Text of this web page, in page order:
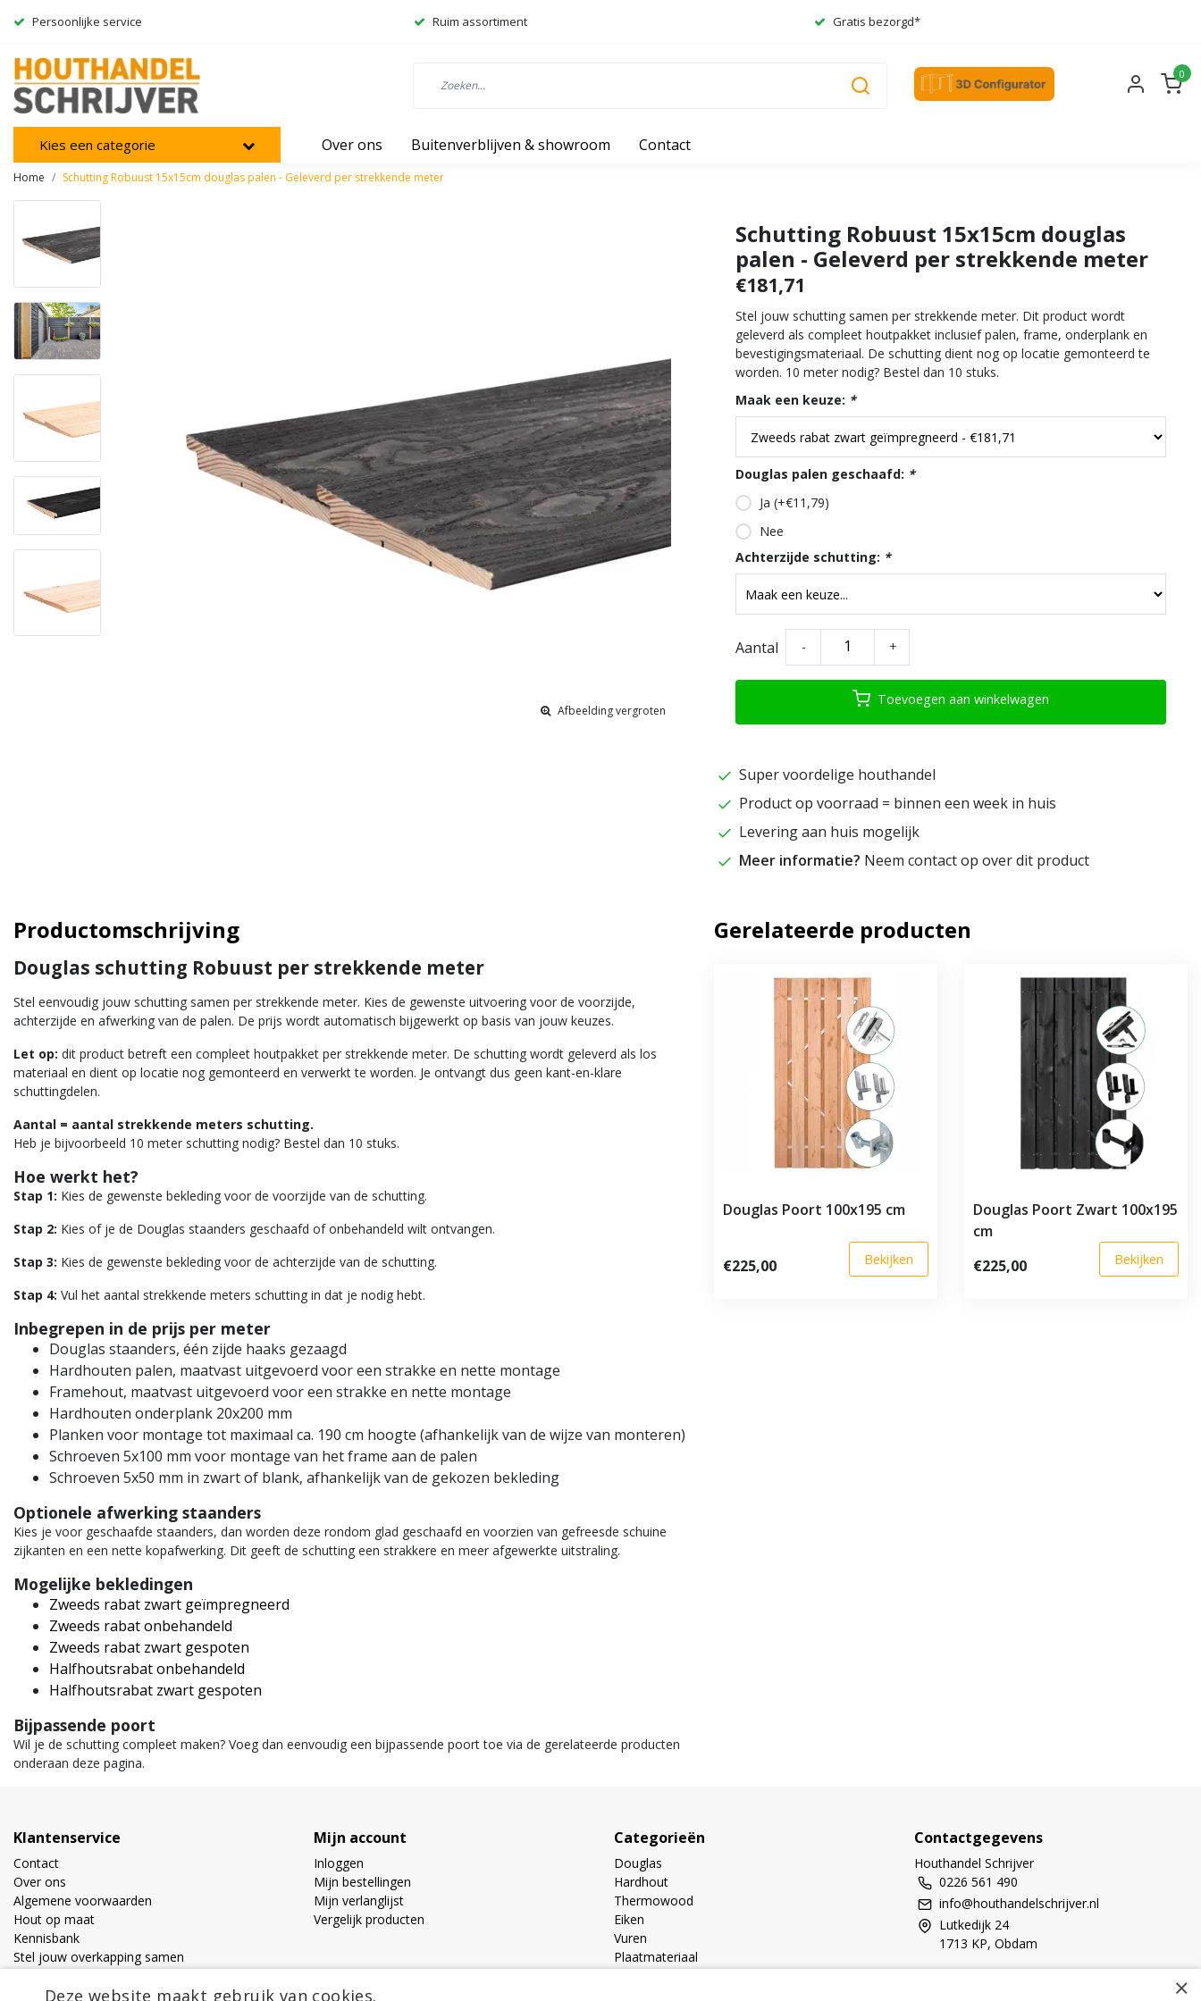
Persoonlijke service Ruim assortiment Gratis bezorgd*
0
Kies een categorie Over ons Buitenverblijven & showroom Contact
Home Schutting Robuust 15x15cm douglas palen - Geleverd per strekkende meter
Afbeelding vergroten
Schutting Robuust 15x15cm douglas
palen - Geleverd per strekkende meter
€181,71
Stel jouw schutting samen per strekkende meter. Dit product wordt
geleverd als compleet houtpakket inclusief palen, frame, onderplank en
bevestigingsmateriaal. De schutting dient nog op locatie gemonteerd te
worden. 10 meter nodig? Bestel dan 10 stuks.
Maak een keuze: *
Douglas palen geschaafd: *
Ja (+€11,79)
Nee
Achterzijde schutting: *
Aantal - +
Toevoegen aan winkelwagen
Super voordelige houthandel
Product op voorraad = binnen een week in huis
Levering aan huis mogelijk
Meer informatie? Neem contact op over dit product
Productomschrijving
Douglas schutting Robuust per strekkende meter
Stel eenvoudig jouw schutting samen per strekkende meter. Kies de gewenste uitvoering voor de voorzijde,
achterzijde en afwerking van de palen. De prijs wordt automatisch bijgewerkt op basis van jouw keuzes.
Let op: dit product betreft een compleet houtpakket per strekkende meter. De schutting wordt geleverd als los
materiaal en dient op locatie nog gemonteerd en verwerkt te worden. Je ontvangt dus geen kant-en-klare
schuttingdelen.
Aantal = aantal strekkende meters schutting.
Heb je bijvoorbeeld 10 meter schutting nodig? Bestel dan 10 stuks.
Hoe werkt het?
Stap 1: Kies de gewenste bekleding voor de voorzijde van de schutting.
Stap 2: Kies of je de Douglas staanders geschaafd of onbehandeld wilt ontvangen.
Stap 3: Kies de gewenste bekleding voor de achterzijde van de schutting.
Stap 4: Vul het aantal strekkende meters schutting in dat je nodig hebt.
Inbegrepen in de prijs per meter
Douglas staanders, één zijde haaks gezaagd
Hardhouten palen, maatvast uitgevoerd voor een strakke en nette montage
Framehout, maatvast uitgevoerd voor een strakke en nette montage
Hardhouten onderplank 20x200 mm
Planken voor montage tot maximaal ca. 190 cm hoogte (afhankelijk van de wijze van monteren)
Schroeven 5x100 mm voor montage van het frame aan de palen
Schroeven 5x50 mm in zwart of blank, afhankelijk van de gekozen bekleding
Optionele afwerking staanders
Kies je voor geschaafde staanders, dan worden deze rondom glad geschaafd en voorzien van gefreesde schuine
zijkanten en een nette kopafwerking. Dit geeft de schutting een strakkere en meer afgewerkte uitstraling.
Mogelijke bekledingen
Zweeds rabat zwart geïmpregneerd
Zweeds rabat onbehandeld
Zweeds rabat zwart gespoten
Halfhoutsrabat onbehandeld
Halfhoutsrabat zwart gespoten
Bijpassende poort
Wil je de schutting compleet maken? Voeg dan eenvoudig een bijpassende poort toe via de gerelateerde producten
onderaan deze pagina.
Gerelateerde producten
Douglas Poort 100x195 cm
€225,00 Bekijken
Douglas Poort Zwart 100x195
cm
€225,00
Bekijken
Klantenservice
Contact
Over ons
Algemene voorwaarden
Hout op maat
Kennisbank
Stel jouw overkapping samen
Bestel en Bezorginformatie
Mijn account
Inloggen
Mijn bestellingen
Mijn verlanglijst
Vergelijk producten
Categorieën
Douglas
Hardhout
Thermowood
Eiken
Vuren
Plaatmateriaal
Contactgegevens
Houthandel Schrijver
0226 561 490
info@houthandelschrijver.nl
Lutkedijk 24
1713 KP, Obdam
×
Deze website maakt gebruik van cookies.